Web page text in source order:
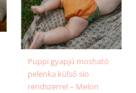
Puppi gyapjú mosható
pelenka külső sio
rendszerrel – Melon